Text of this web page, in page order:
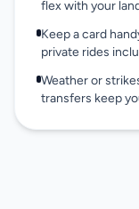
flex with your
Keep a card
private rides
Weather or
transfers keep